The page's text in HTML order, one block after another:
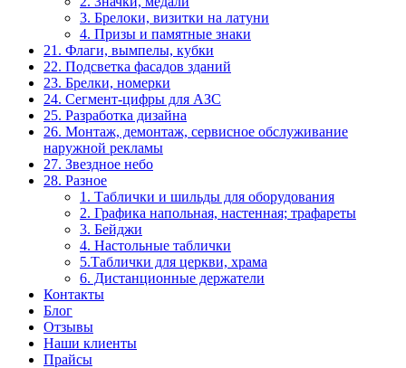
3. Брелоки, визитки на латуни
4. Призы и памятные знаки
21. Флаги, вымпелы, кубки
22. Подсветка фасадов зданий
23. Брелки, номерки
24. Сегмент-цифры для АЗС
25. Разработка дизайна
26. Монтаж, демонтаж, сервисное обслуживание
наружной рекламы
27. Звездное небо
28. Разное
1. Таблички и шильды для оборудования
2. Графика напольная, настенная; трафареты
3. Бейджи
4. Настольные таблички
5.Таблички для церкви, храма
6. Дистанционные держатели
Контакты
Блог
Отзывы
Наши клиенты
Прайсы